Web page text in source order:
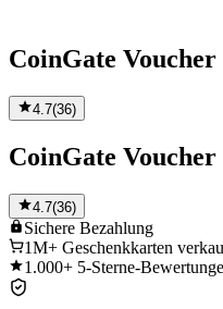
CoinGate
4.7(36)
CoinGate
4.7(36)
Sichere Bezahlung
1M+ Geschenkkarten
1.000+ 5-Sterne-